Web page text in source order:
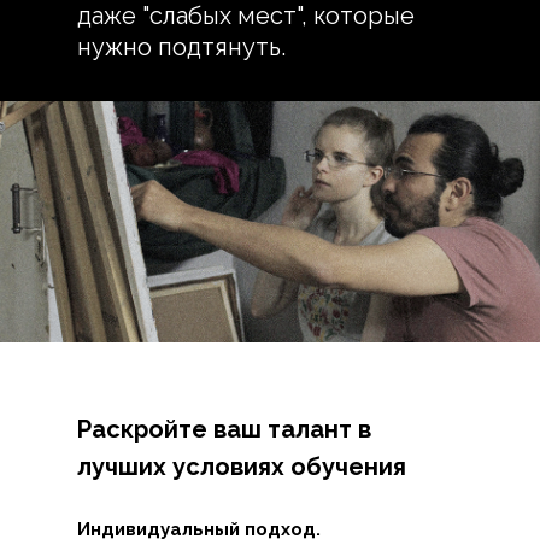
даже "слабых мест", которые
нужно подтянуть.
Раскройте ваш талант в
лучших условиях обучения
Индивидуальный подход.